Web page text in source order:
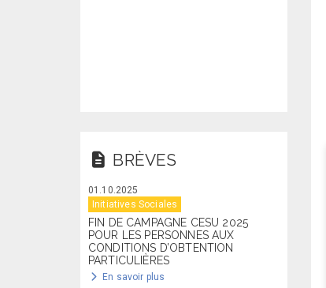
BRÈVES
01.10.2025
Initiatives Sociales
FIN DE CAMPAGNE CESU 2025
POUR LES PERSONNES AUX
CONDITIONS D’OBTENTION
PARTICULIÈRES
En savoir plus